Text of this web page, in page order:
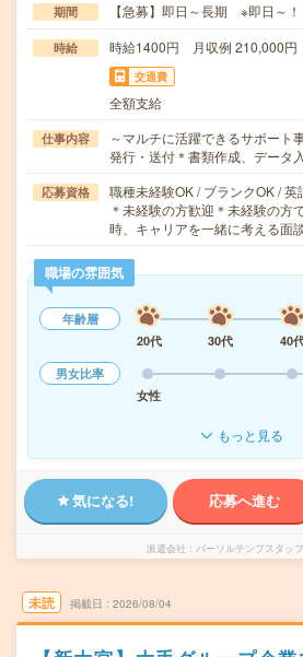
期間 【急募】即日～長期 ※即日～！
時給 時給1400円 月収例 210,000円
交通費
全額支給
仕事内容
～マルチに活躍できるサポート
発行・送付＊書類作成、データ
応募資格
職種未経験OK / ブランクOK / 英
＊未経験の方歓迎＊未経験の方
時、キャリアを一緒に考える面
職場の雰囲気
年齢層
20代
30代 40
男女比率
女性
もっと見る
気になる! 応募へ進む
派遣会社 パーソルテンプスタッ
未読 掲載日 2026/08/04